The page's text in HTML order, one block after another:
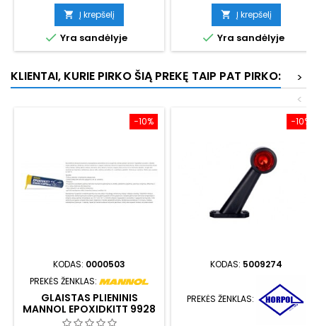
kaina
 Į krepšelį
 Yra sandėlyje
kaina
 Į krepšelį
 Yra sandėlyje
KLIENTAI, KURIE PIRKO ŠIĄ PREKĘ TAIP PAT PIRKO:
>
<
−10%
KODAS: 0000503
PREKĖS ŽENKLAS:
GLAISTAS PLIENINIS
MANNOL EPOXIDKITT 9928
−10%
KODAS: 5009274
PREKĖS ŽENKLAS: